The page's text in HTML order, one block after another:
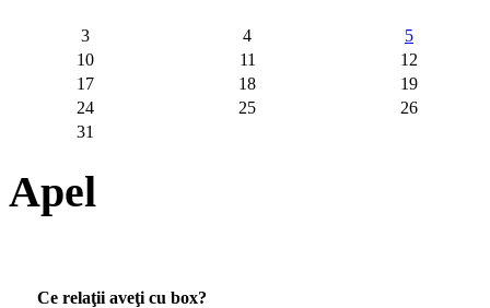
3 4
5
10
11
12
17
18
19
24
25
26
31
Apel
Ce relaţii aveţi cu box?